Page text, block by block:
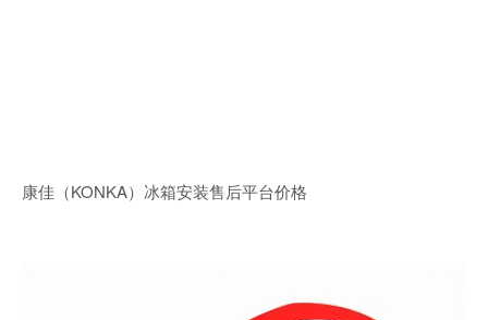
康佳（KONKA）冰箱安装售后平台价格